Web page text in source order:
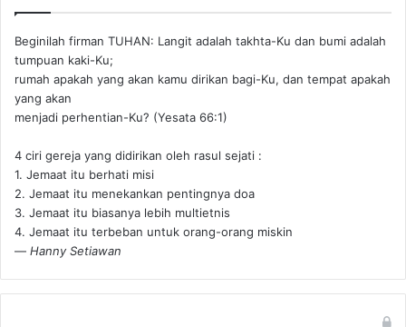
Beginilah firman TUHAN: Langit adalah takhta-Ku dan bumi adalah
tumpuan kaki-Ku;
rumah apakah yang akan kamu dirikan bagi-Ku, dan tempat apakah
yang akan
menjadi perhentian-Ku? (Yesata 66:1) ‪
4 ciri gereja yang didirikan oleh rasul sejati :
1. Jemaat itu berhati misi
2. Jemaat itu menekankan pentingnya doa
3. Jemaat itu biasanya lebih multietnis
4. Jemaat itu terbeban untuk orang-orang miskin
— Hanny Setiawan